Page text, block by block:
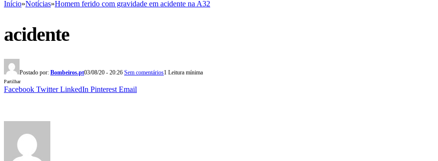
Início»Notícias»Homem ferido com gravidade em acidente na A32
acidente
Postado por: Bombeiros.pt03/08/20 - 20:26 Sem comentários1 Leitura mínima
Partilhar
Facebook Twitter LinkedIn Pinterest Email